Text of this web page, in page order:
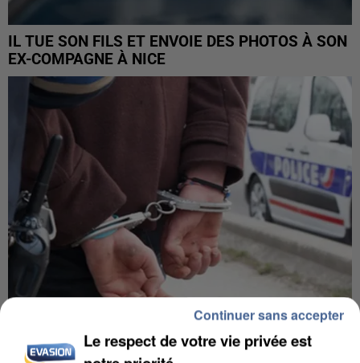
IL TUE SON FILS ET ENVOIE DES PHOTOS À SON
EX-COMPAGNE À NICE
L’UN DES FONDATEURS SUPPOSÉS DE LA DZ
Le respect de votre vie privée est
Continuer sans accepter